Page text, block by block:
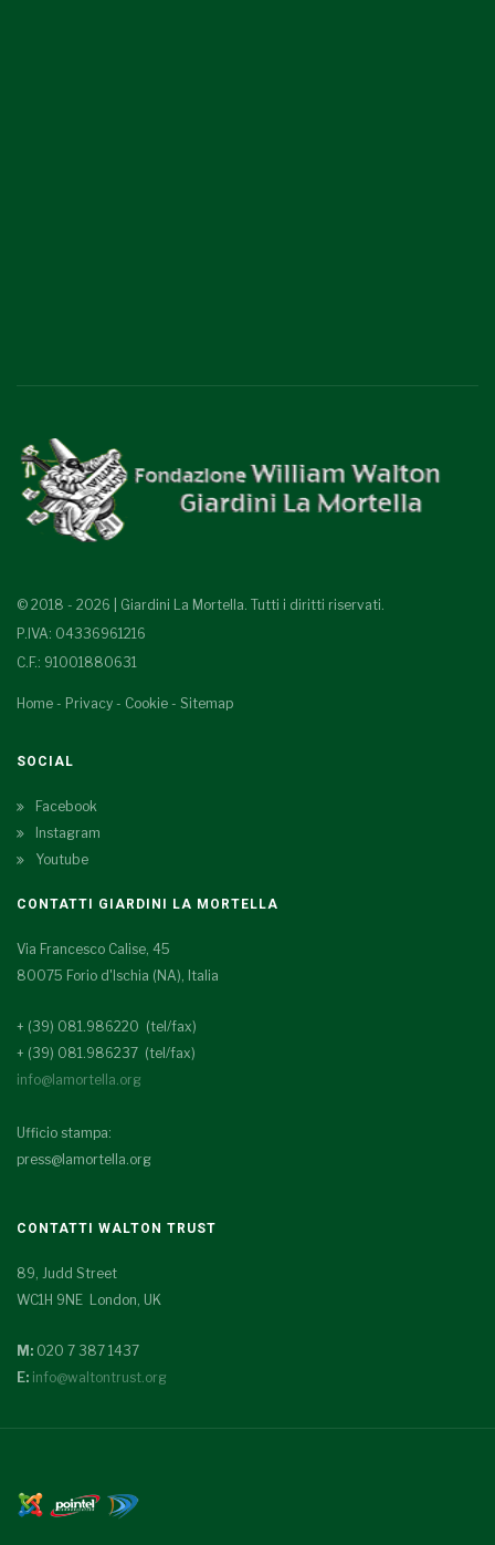
© 2018 - 2026 | Giardini La Mortella. Tutti i diritti riservati.
P.IVA: 04336961216
C.F.: 91001880631
Home - Privacy - Cookie - Sitemap
SOCIAL
Facebook
Instagram
Youtube
CONTATTI GIARDINI LA MORTELLA
Via Francesco Calise, 45
80075 Forio d'Ischia (NA), Italia
+ (39) 081.986220 (tel/fax)
+ (39) 081.986237 (tel/fax)
info@lamortella.org
Ufficio stampa:
press@lamortella.org
CONTATTI WALTON TRUST
89, Judd Street
WC1H 9NE London, UK
M: 020 7 387 1437
E: info@waltontrust.org